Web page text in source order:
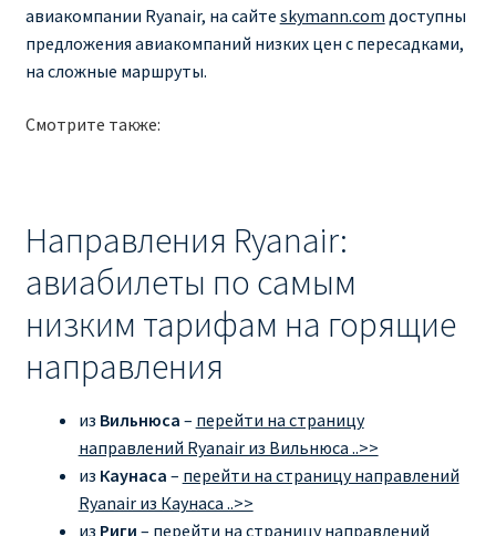
авиакомпании Ryanair, на сайте skymann.com доступны
предложения авиакомпаний низких цен с пересадками,
на сложные маршруты.
Смотрите также:
Направления Ryanair:
авиабилеты по самым
низким тарифам на горящие
направления
из Вильнюса – перейти на страницу
направлений Ryanair из Вильнюса ..>>
из Каунаса – перейти на страницу направлений
Ryanair из Каунаса ..>>
из Риги – перейти на страницу направлений